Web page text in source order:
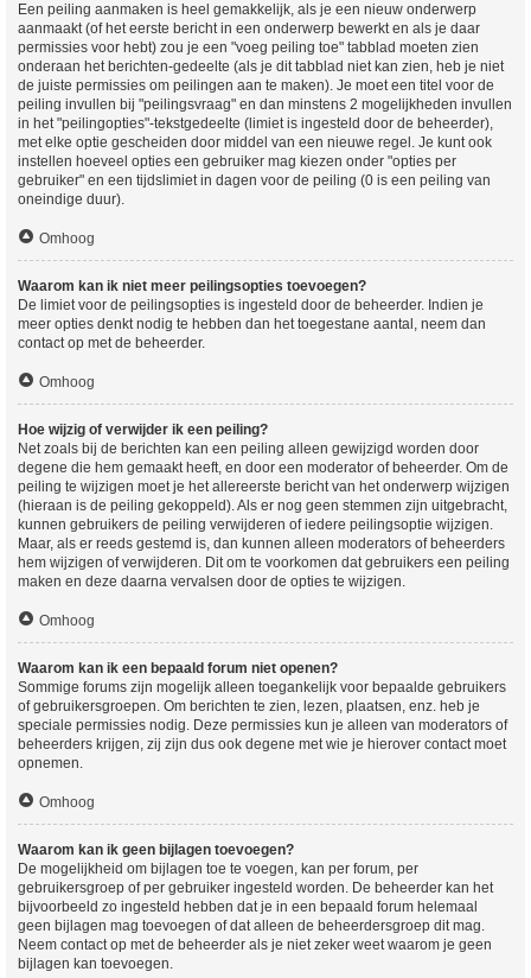
Een peiling aanmaken is heel gemakkelijk, als je een nieuw onderwerp
aanmaakt (of het eerste bericht in een onderwerp bewerkt en als je daar
permissies voor hebt) zou je een "voeg peiling toe" tabblad moeten zien
onderaan het berichten-gedeelte (als je dit tabblad niet kan zien, heb je niet
de juiste permissies om peilingen aan te maken). Je moet een titel voor de
peiling invullen bij "peilingsvraag" en dan minstens 2 mogelijkheden invullen
in het "peilingopties"-tekstgedeelte (limiet is ingesteld door de beheerder),
met elke optie gescheiden door middel van een nieuwe regel. Je kunt ook
instellen hoeveel opties een gebruiker mag kiezen onder "opties per
gebruiker" en een tijdslimiet in dagen voor de peiling (0 is een peiling van
oneindige duur).
Omhoog
Waarom kan ik niet meer peilingsopties toevoegen?
De limiet voor de peilingsopties is ingesteld door de beheerder. Indien je
meer opties denkt nodig te hebben dan het toegestane aantal, neem dan
contact op met de beheerder.
Omhoog
Hoe wijzig of verwijder ik een peiling?
Net zoals bij de berichten kan een peiling alleen gewijzigd worden door
degene die hem gemaakt heeft, en door een moderator of beheerder. Om de
peiling te wijzigen moet je het allereerste bericht van het onderwerp wijzigen
(hieraan is de peiling gekoppeld). Als er nog geen stemmen zijn uitgebracht,
kunnen gebruikers de peiling verwijderen of iedere peilingsoptie wijzigen.
Maar, als er reeds gestemd is, dan kunnen alleen moderators of beheerders
hem wijzigen of verwijderen. Dit om te voorkomen dat gebruikers een peiling
maken en deze daarna vervalsen door de opties te wijzigen.
Omhoog
Waarom kan ik een bepaald forum niet openen?
Sommige forums zijn mogelijk alleen toegankelijk voor bepaalde gebruikers
of gebruikersgroepen. Om berichten te zien, lezen, plaatsen, enz. heb je
speciale permissies nodig. Deze permissies kun je alleen van moderators of
beheerders krijgen, zij zijn dus ook degene met wie je hierover contact moet
opnemen.
Omhoog
Waarom kan ik geen bijlagen toevoegen?
De mogelijkheid om bijlagen toe te voegen, kan per forum, per
gebruikersgroep of per gebruiker ingesteld worden. De beheerder kan het
bijvoorbeeld zo ingesteld hebben dat je in een bepaald forum helemaal
geen bijlagen mag toevoegen of dat alleen de beheerdersgroep dit mag.
Neem contact op met de beheerder als je niet zeker weet waarom je geen
bijlagen kan toevoegen.